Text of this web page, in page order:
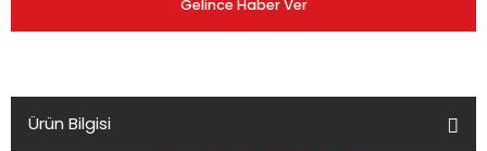
Gelince Haber Ver
Ürün Bilgisi